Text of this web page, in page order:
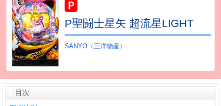
P聖闘士星矢 超流星LIGHT
SANYO（三洋物産）
目次